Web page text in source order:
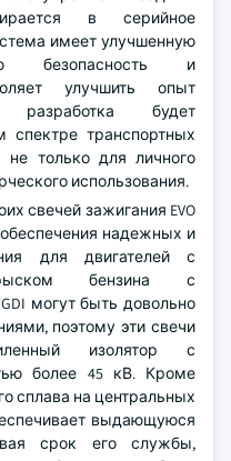
в серийное
имеет улучшенную
безопасность и
улучшить опыт
разработка будет
спектре транспортных
не только для личного
использования.
свечей зажигания EVO
надежных и
для двигателей с
бензина с
могут быть довольно
поэтому эти свечи
изолятор с
более 45 кВ. Кроме
сплава на центральных
выдающуюся
срок его службы,